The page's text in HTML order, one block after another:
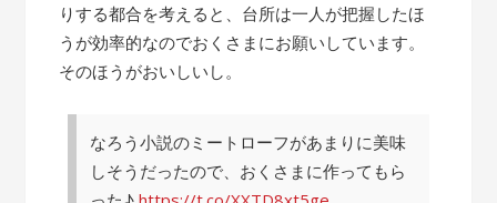
りする都合を考えると、台所は一人が把握したほ
うが効率的なのでおくさまにお願いしています。
そのほうがおいしいし。
なろう小説のミートローフがあまりに美味
しそうだったので、おくさまに作ってもら